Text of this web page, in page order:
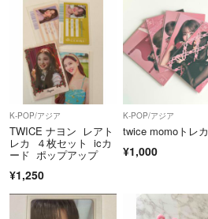
K-POP/アジア
TWICE ナヨン レアト
レカ ４枚セット icカ
ード ポップアップ
¥1,250
K-POP/アジア
twice momoトレカ
¥1,000